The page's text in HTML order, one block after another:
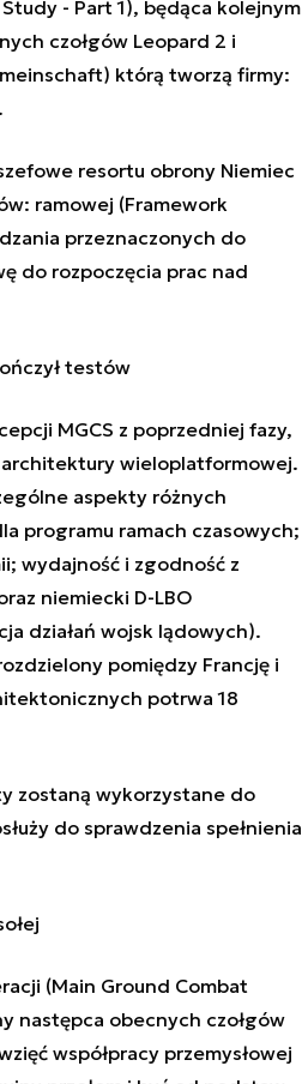
- Part 1), będąca kolejnym
czołgów Leopard 2 i
którą tworzą firmy:
resortu obrony Niemiec
ramowej (Framework
przeznaczonych do
do rozpoczęcia prac nad
testów
MGCS z poprzedniej fazy,
architektury wieloplatformowej.
aspekty różnych
programu ramach czasowych;
wydajność i zgodność z
niemiecki D-LBO
działań wojsk lądowych).
pomiędzy Francję i
potrwa 18
zostaną wykorzystane do
do sprawdzenia spełnienia
(Main Ground Combat
następca obecnych czołgów
współpracy przemysłowej